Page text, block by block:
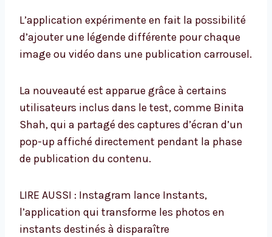
L’application expérimente en fait la possibilité
d’ajouter une légende différente pour chaque
image ou vidéo dans une publication carrousel.
La nouveauté est apparue grâce à certains
utilisateurs inclus dans le test, comme Binita
Shah, qui a partagé des captures d’écran d’un
pop-up affiché directement pendant la phase
de publication du contenu.
LIRE AUSSI : Instagram lance Instants,
l’application qui transforme les photos en
instants destinés à disparaître